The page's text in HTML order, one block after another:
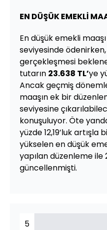
EN DÜŞÜK EMEKLİ
En düşük emekli
seviyesinde ödenirken,
gerçekleşmesi
tutarın 23.638 TL’ye
Ancak geçmiş
maaşın ek bir
seviyesine
konuşuluyor. Öte
yüzde 12,19’luk artışla
yükselen en düşük
yapılan düzenleme ile
güncellenmişti.
5